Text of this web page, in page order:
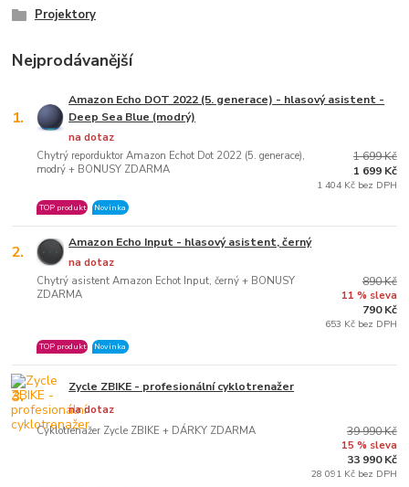
Projektory
Nejprodávanější
1.
Amazon Echo DOT 2022 (5. generace) - hlasový asistent -
Deep Sea Blue (modrý)
Chytrý reporduktor Amazon Echot Dot 2022 (5. generace),
modrý + BONUSY ZDARMA
na dotaz
TOP produkt Novinka
1 699 Kč
1 699 Kč
1 404 Kč bez DPH
2. Amazon Echo Input - hlasový asistent, černý
Chytrý asistent Amazon Echot Input, černý + BONUSY
ZDARMA
na dotaz
TOP produkt Novinka
890 Kč
11 % sleva
790 Kč
653 Kč bez DPH
3. Zycle ZBIKE - profesionální cyklotrenažer
Cyklotrenažer Zycle ZBIKE + DÁRKY ZDARMA
na dotaz
39 990 Kč
15 % sleva
33 990 Kč
28 091 Kč bez DPH